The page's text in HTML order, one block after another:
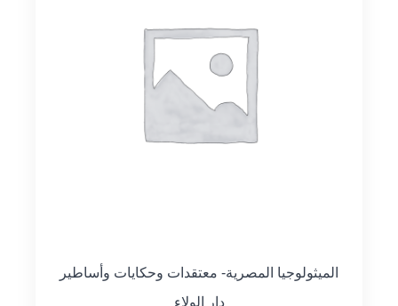
الميثولوجيا المصرية- معتقدات وحكايات وأساطير
دار الولاء